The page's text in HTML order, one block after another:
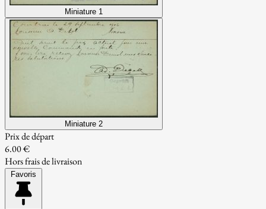
Miniature 1
Miniature 2
Prix de départ
6.00 €
Hors frais de livraison
Favoris